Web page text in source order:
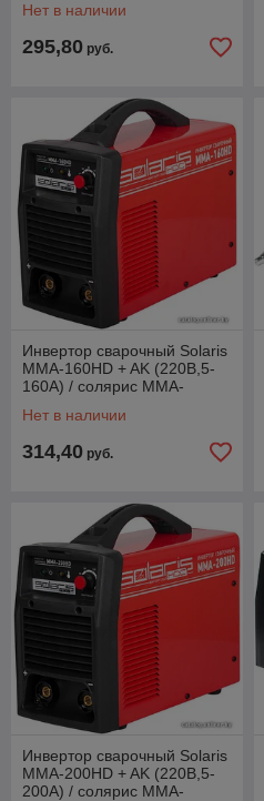
Нет в наличии
295,80 руб.
Инвертор сварочный Solaris
MMA-160HD + AK (220В,5-
160А) / солярис MMA-
Нет в наличии
314,40 руб.
Инвертор сварочный Solaris
MMA-200HD + AK (220В,5-
200А) / солярис MMA-